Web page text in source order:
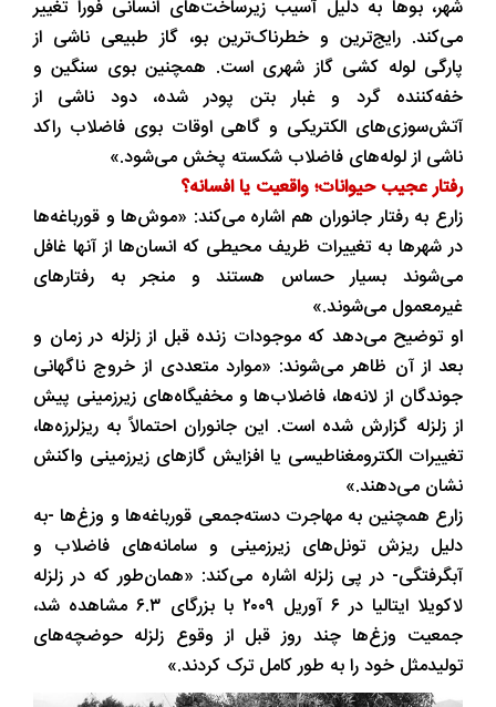
شهر، بوها به دلیل آسیب زیرساخت‌های انسانی فوراً تغییر
می‌کند. رایج‌ترین و خطرناک‌ترین بو، گاز طبیعی ناشی از
پارگی لوله‌ کشی گاز شهری است. همچنین بوی سنگین و
خفه‌کننده گرد و غبار بتن پودر شده، دود ناشی از
آتش‌سوزی‌های الکتریکی و گاهی اوقات بوی فاضلاب راکد
ناشی از لوله‌های فاضلاب شکسته پخش می‌شود.»
رفتار عجیب حیوانات؛ واقعیت یا افسانه؟
زارع به رفتار جانوران هم اشاره می‌کند: «موش‌ها و قورباغه‌ها
در شهرها به تغییرات ظریف محیطی که انسان‌ها از آنها غافل
می‌شوند بسیار حساس هستند و منجر به رفتارهای
غیرمعمول می‌شوند.»
او توضیح می‌دهد که موجودات زنده قبل از زلزله در زمان و
بعد از آن ظاهر می‌شوند: «موارد متعددی از خروج ناگهانی
جوندگان از لانه‌ها، فاضلاب‌ها و مخفیگاه‌های زیرزمینی پیش
از زلزله گزارش شده است. این جانوران احتمالاً به ریزلرزه‌ها،
تغییرات الکترومغناطیسی یا افزایش گازهای زیرزمینی واکنش
نشان می‌دهند.»
زارع همچنین به مهاجرت دسته‌جمعی قورباغه‌ها و وزغ‌ها -به
دلیل ریزش تونل‌های زیرزمینی و سامانه‌های فاضلاب و
آبگرفتگی- در پی زلزله اشاره می‌کند: «همان‌طور که در زلزله
لاکویلا ایتالیا در ۶ آوریل ۲۰۰۹ با بزرگای ۶.۳ مشاهده شد،
جمعیت وزغ‌ها چند روز قبل از وقوع زلزله حوضچه‌های
تولیدمثل خود را به طور کامل ترک کردند.»